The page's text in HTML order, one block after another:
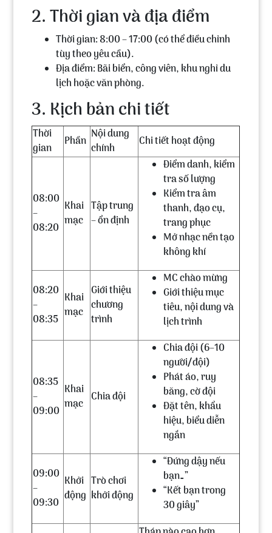
2. Thời gian và địa điểm
Thời gian: 8:00 – 17:00 (có thể điều chỉnh
tùy theo yêu cầu).
Địa điểm: Bãi biển, công viên, khu nghỉ du
lịch hoặc văn phòng.
3. Kịch bản chi tiết
Thời
gian
Phần Nội dung
chính
Chi tiết hoạt động
08:00
–
08:20
Khai
mạc
Tập trung
– ổn định
Điểm danh, kiểm
tra số lượng
Kiểm tra âm
thanh, đạo cụ,
trang phục
Mở nhạc nền tạo
không khí
08:20
–
08:35
Khai
mạc
Giới thiệu
chương
trình
MC chào mừng
Giới thiệu mục
tiêu, nội dung và
lịch trình
08:35
–
09:00
Khai
mạc Chia đội
Chia đội (6–10
người/đội)
Phát áo, ruy
băng, cờ đội
Đặt tên, khẩu
hiệu, biểu diễn
ngắn
09:00
–
09:30
Khởi
động
Trò chơi
khởi động
“Đứng dậy nếu
bạn…”
“Kết bạn trong
30 giây”